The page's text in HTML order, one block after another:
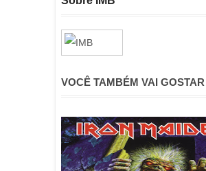
VOCÊ TAMBÉM VAI GOSTAR